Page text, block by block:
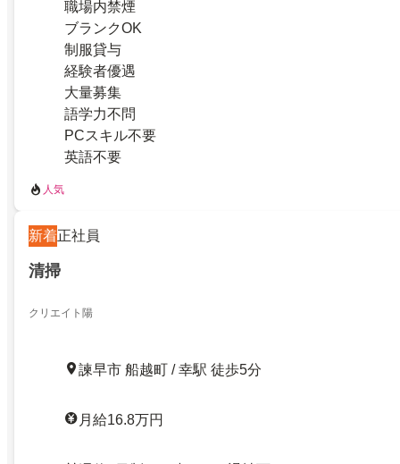
職場内禁煙
ブランクOK
制服貸与
経験者優遇
大量募集
語学力不問
PCスキル不要
英語不要
人気
新着正社員
清掃
クリエイト陽
諫早市 船越町 / 幸駅 徒歩5分
月給16.8万円